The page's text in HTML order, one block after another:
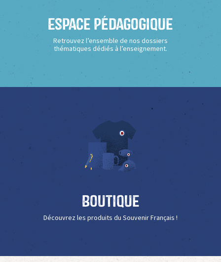
Espace Pédagogique
Retrouvez l’ensemble de nos dossiers
thématiques dédiés à l’enseignement.
Boutique
Découvrez les produits du Souvenir Français !